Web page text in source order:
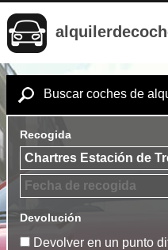
Buscar coches de
Recogida
Devolución
Devolver en un punto